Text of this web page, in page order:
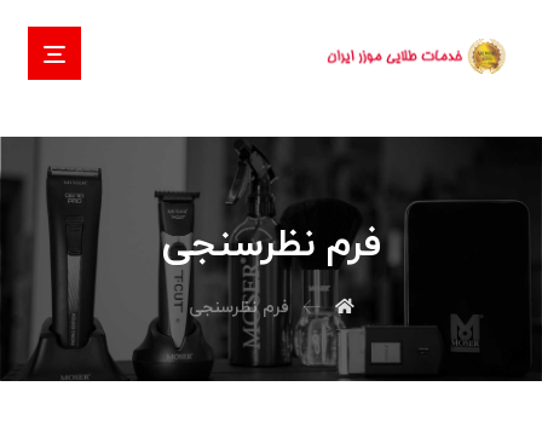
فرم نظرسنجی
فرم نظرسنجی